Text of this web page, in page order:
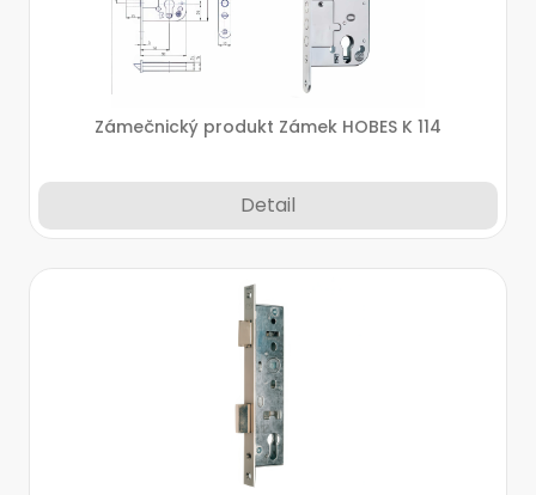
Zámečnický produkt Zámek HOBES K 114
Detail